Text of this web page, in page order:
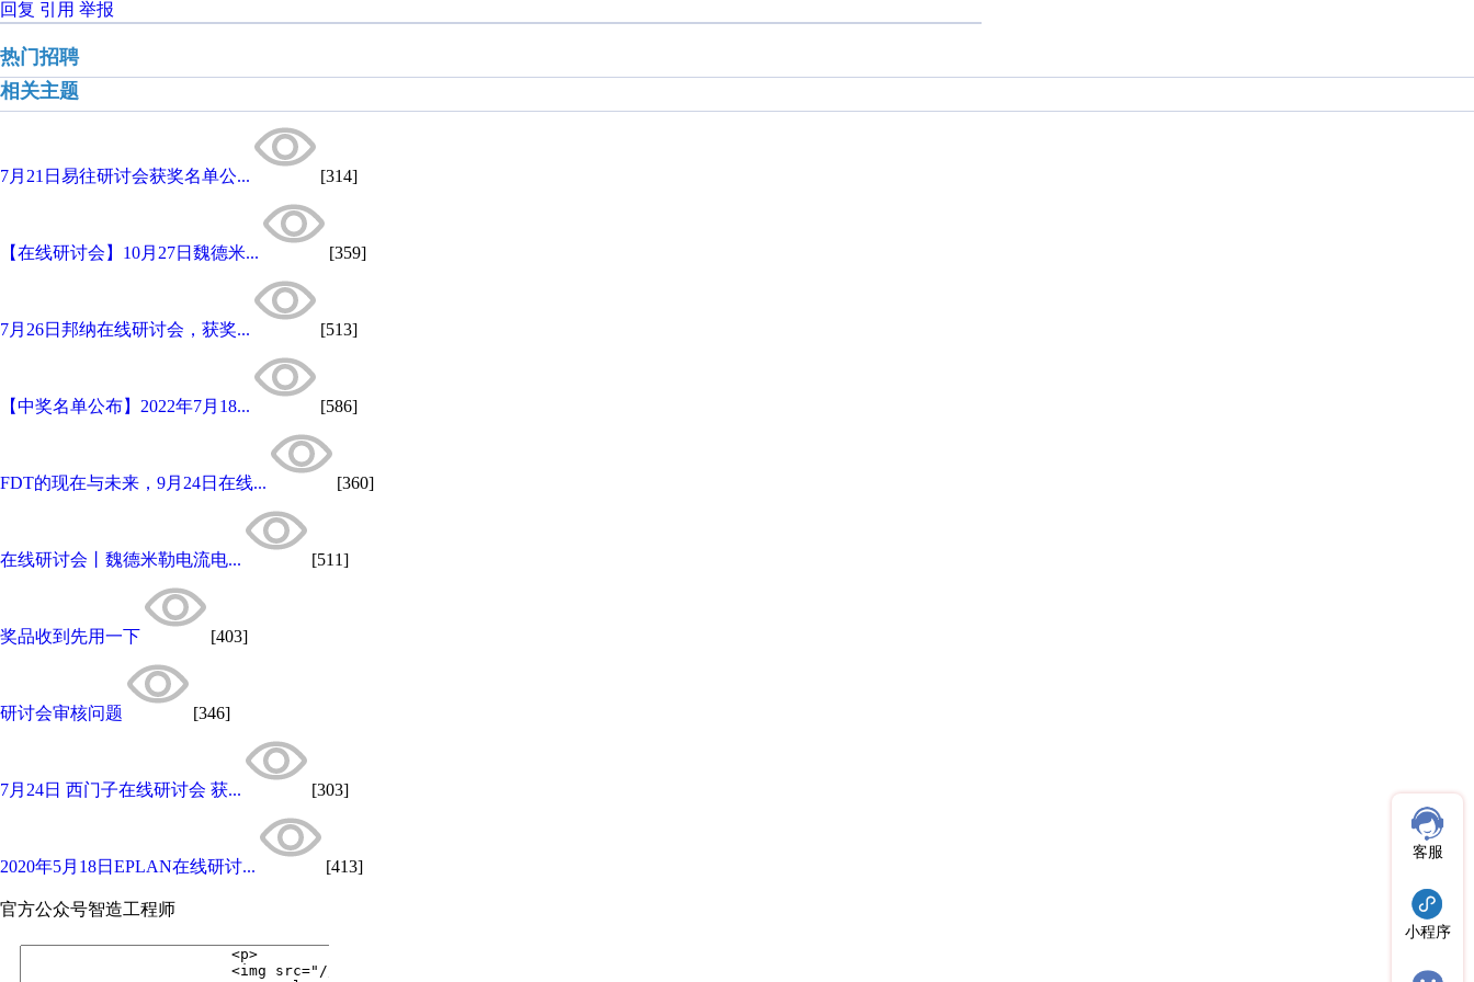
回复 引用 举报
热门招聘
相关主题
7月21日易往研讨会获奖名单公... [314]
【在线研讨会】10月27日魏德米... [359]
7月26日邦纳在线研讨会，获奖... [513]
【中奖名单公布】2022年7月18... [586]
FDT的现在与未来，9月24日在线... [360]
在线研讨会丨魏德米勒电流电... [511]
奖品收到先用一下 [403]
研讨会审核问题 [346]
7月24日 西门子在线研讨会 获... [303]
2020年5月18日EPLAN在线研讨... [413]
官方公众号智造工程师
客服
小程序